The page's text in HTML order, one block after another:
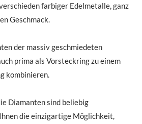
farbiger Edelmetalle, ganz
Geschmack.
der massiv geschmiedeten
prima als Vorsteckring zu einem
kombinieren.
Diamanten sind beliebig
die einzigartige Möglichkeit,